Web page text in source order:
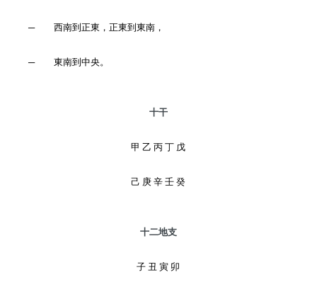
─ 西南到正東，正東到東南，
─ 東南到中央。
十干
甲 乙 丙 丁 戊
己 庚 辛 壬 癸
十二地支
子 丑 寅 卯